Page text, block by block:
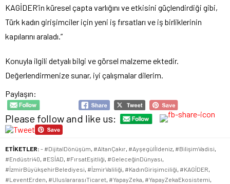
KAGİDER’in küresel çapta varlığını ve etkisini güçlendirdiği gibi,
Türk kadın girişimciler için yeni iş fırsatları ve iş birliklerinin
kapılarını araladı.”
Konuyla ilgili detyalı bilgi ve görsel malzeme ektedir.
Değerlendirmenize sunar, iyi çalışmalar dilerim.
Paylaşın:
Please follow and like us:
ETİKETLER: - #DijitalDönüşüm, #AltanÇakır, #Ayşegülİldeniz, #BilişimVadisi,
#Endüstri40, #ESİAD, #FırsatEşitliği, #GeleceğinDünyası,
#İzmirBüyükşehirBelediyesi, #İzmirValiliği, #KadınGirişimciliği, #KAGİDER,
#LeventErden, #UluslararasıTicaret, #YapayZeka, #YapayZekaEkosistemi,